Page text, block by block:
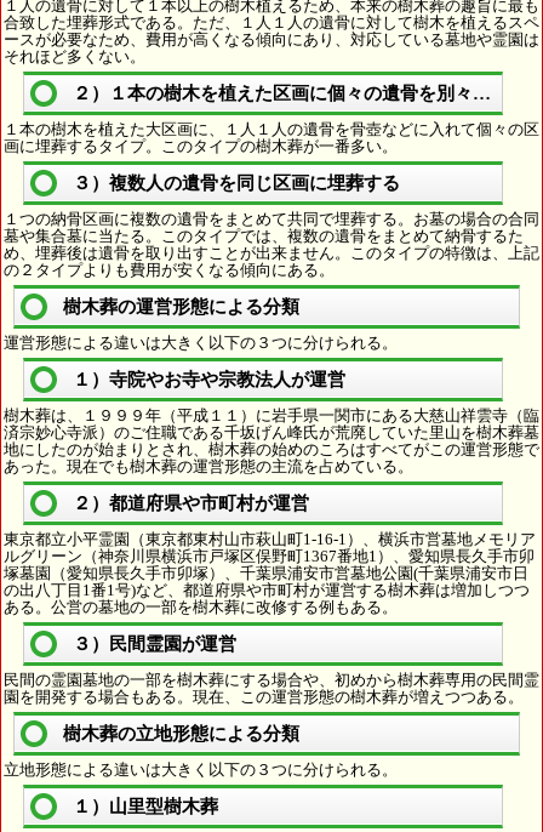
１人の遺骨に対して１本以上の樹木植えるため、本来の樹木葬の趣旨に最も
合致した埋葬形式である。ただ、１人１人の遺骨に対して樹木を植えるスペ
ースが必要なため、費用が高くなる傾向にあり、対応している墓地や霊園は
それほど多くない。
２）１本の樹木を植えた区画に個々の遺骨を別々に埋葬
１本の樹木を植えた大区画に、１人１人の遺骨を骨壺などに入れて個々の区
画に埋葬するタイプ。このタイプの樹木葬が一番多い。
３）複数人の遺骨を同じ区画に埋葬する
１つの納骨区画に複数の遺骨をまとめて共同で埋葬する。お墓の場合の合同
墓や集合墓に当たる。このタイプでは、複数の遺骨をまとめて納骨するた
め、埋葬後は遺骨を取り出すことが出来ません。このタイプの特徴は、上記
の２タイプよりも費用が安くなる傾向にある。
樹木葬の運営形態による分類
運営形態による違いは大きく以下の３つに分けられる。
１）寺院やお寺や宗教法人が運営
樹木葬は、１９９９年（平成１１）に岩手県一関市にある大慈山祥雲寺（臨
済宗妙心寺派）のご住職である千坂げん峰氏が荒廃していた里山を樹木葬墓
地にしたのが始まりとされ、樹木葬の始めのころはすべてがこの運営形態で
あった。現在でも樹木葬の運営形態の主流を占めている。
２）都道府県や市町村が運営
東京都立小平霊園（東京都東村山市萩山町1-16-1）、横浜市営墓地メモリア
ルグリーン（神奈川県横浜市戸塚区俣野町1367番地1）、愛知県長久手市卯
塚墓園（愛知県長久手市卯塚）、千葉県浦安市営墓地公園(千葉県浦安市日
の出八丁目1番1号)など、都道府県や市町村が運営する樹木葬は増加しつつ
ある。公営の墓地の一部を樹木葬に改修する例もある。
３）民間霊園が運営
民間の霊園墓地の一部を樹木葬にする場合や、初めから樹木葬専用の民間霊
園を開発する場合もある。現在、この運営形態の樹木葬が増えつつある。
樹木葬の立地形態による分類
立地形態による違いは大きく以下の３つに分けられる。
１）山里型樹木葬